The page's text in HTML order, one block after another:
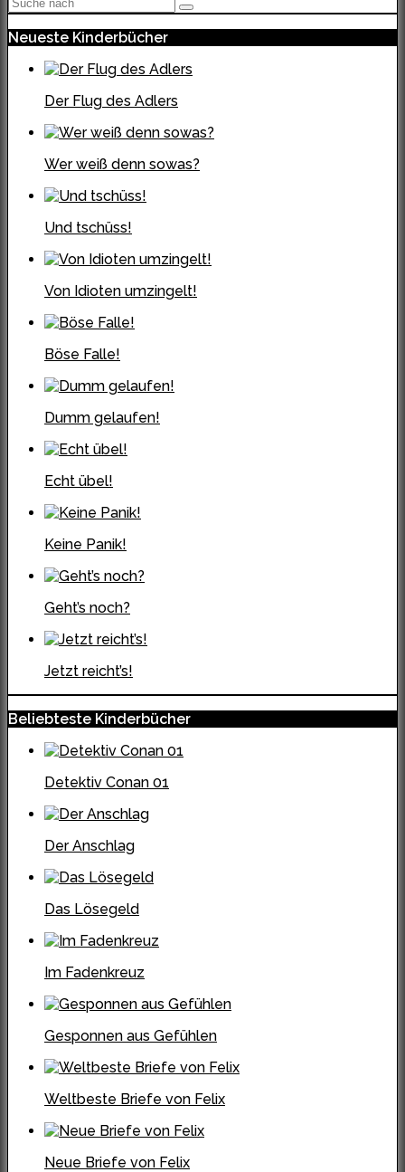
Neueste Kinderbücher
Der Flug des Adlers
Wer weiß denn sowas?
Und tschüss!
Von Idioten umzingelt!
Böse Falle!
Dumm gelaufen!
Echt übel!
Keine Panik!
Geht’s noch?
Jetzt reicht’s!
Beliebteste Kinderbücher
Detektiv Conan 01
Der Anschlag
Das Lösegeld
Im Fadenkreuz
Gesponnen aus Gefühlen
Weltbeste Briefe von Felix
Neue Briefe von Felix